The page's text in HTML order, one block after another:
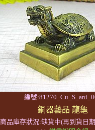
編號
銅器藝品 龍龜
商品庫存狀況:缺貨中(再到貨日